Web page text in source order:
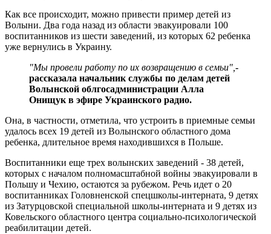
Как все происходит, можно привести пример детей из
Волыни. Два года назад из области эвакуировали 100
воспитанников из шести заведений, из которых 62 ребенка
уже вернулись в Украину.
"Мы провели работу по их возвращению в семьи", -
рассказала начальник службы по делам детей
Волынской облгосадминистрации Алла
Онищук в эфире Украинского радио.
Она, в частности, отметила, что устроить в приемные семьи
удалось всех 19 детей из Волынского областного дома
ребенка, длительное время находившихся в Польше.
Воспитанники еще трех волынских заведений - 38 детей,
которых с началом полномасштабной войны эвакуировали в
Польшу и Чехию, остаются за рубежом. Речь идет о 20
воспитанниках Головненской спецшколы-интерната, 9 детях
из Затурцовской специальной школы-интерната и 9 детях из
Ковельского областного центра социально-психологической
реабилитации детей.